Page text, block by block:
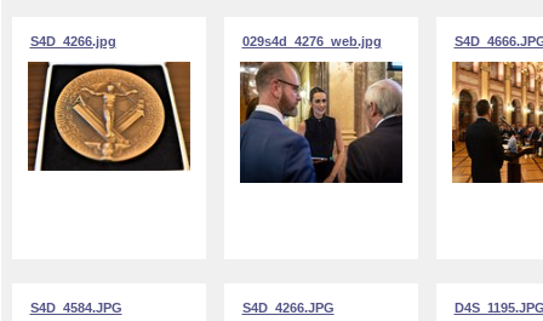
S4D_4266.jpg 029s4d_4276_web.jpg
S4D_4584.JPG S4D_4266.JPG